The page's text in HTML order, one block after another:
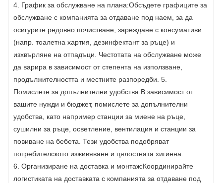
4. График за обслужване на плана:Обсъдете графиците за
обслужване с компанията за отдаване под наем, за да
осигурите редовно почистване, зареждане с консумативи
(напр. тоалетна хартия, дезинфектант за ръце) и
изхвърляне на отпадъци. Честотата на обслужване може
да варира в зависимост от степента на използване,
продължителността и местните разпоредби. 5.
Помислете за допълнителни удобства:В зависимост от
вашите нужди и бюджет, помислете за допълнителни
удобства, като например станции за миене на ръце,
сушилни за ръце, осветление, вентилация и станции за
повиване на бебета. Тези удобства подобряват
потребителското изживяване и цялостната хигиена.
6. Организиране на доставка и монтаж:Координирайте
логистиката на доставката с компанията за отдаване под